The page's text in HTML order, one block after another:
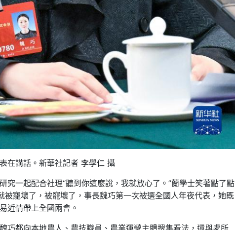
講話。新華社記者 李學仁 攝
究一起配合社理“聽到你這麼說，我就放心了。”蘭學士笑著點了點
被寵壞了，被寵壞了，事長魏巧第一次被選全國人年夜代表，她既
近情帶上全國兩會。
巧都向本地農人、農技職員、農業運營主體搜集看法，還與處所